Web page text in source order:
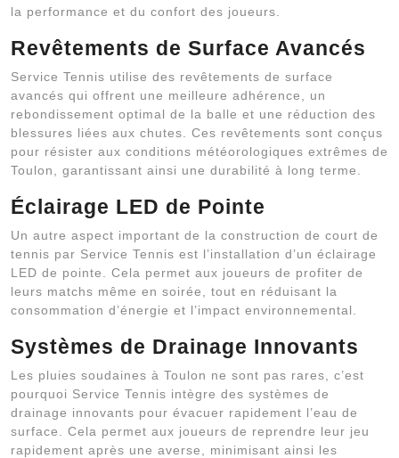
la performance et du confort des joueurs.
Revêtements de Surface Avancés
Service Tennis utilise des revêtements de surface
avancés qui offrent une meilleure adhérence, un
rebondissement optimal de la balle et une réduction des
blessures liées aux chutes. Ces revêtements sont conçus
pour résister aux conditions météorologiques extrêmes de
Toulon, garantissant ainsi une durabilité à long terme.
Éclairage LED de Pointe
Un autre aspect important de la construction de court de
tennis par Service Tennis est l’installation d’un éclairage
LED de pointe. Cela permet aux joueurs de profiter de
leurs matchs même en soirée, tout en réduisant la
consommation d’énergie et l’impact environnemental.
Systèmes de Drainage Innovants
Les pluies soudaines à Toulon ne sont pas rares, c’est
pourquoi Service Tennis intègre des systèmes de
drainage innovants pour évacuer rapidement l’eau de
surface. Cela permet aux joueurs de reprendre leur jeu
rapidement après une averse, minimisant ainsi les